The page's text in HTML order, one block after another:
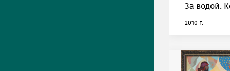
За водой.
2010 г.